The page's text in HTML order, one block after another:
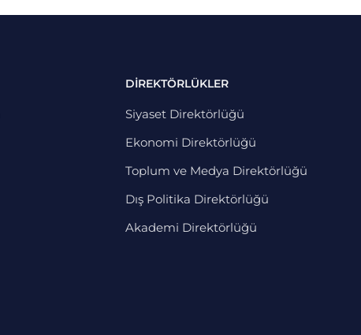
DİREKTÖRLÜKLER
Siyaset Direktörlüğü
Ekonomi Direktörlüğü
Toplum ve Medya Direktörlüğü
Dış Politika Direktörlüğü
Akademi Direktörlüğü